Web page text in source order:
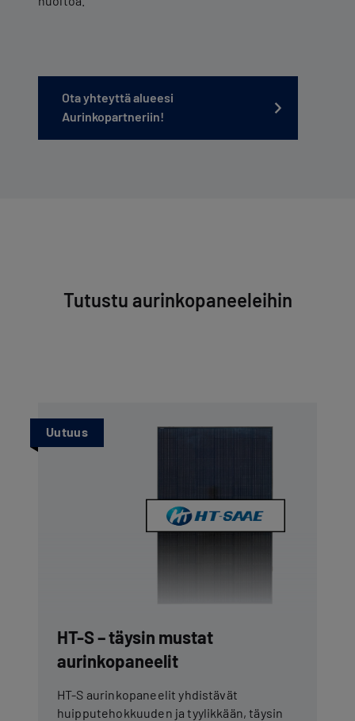
Ota yhteyttä alueesi
Aurinkopartneriin!
Tutustu aurinkopaneeleihin
Uutuus
HT-S – täysin mustat
aurinkopaneelit
HT-S aurinkopaneelit yhdistävät
huipputehokkuuden ja tyylikkään, täysin